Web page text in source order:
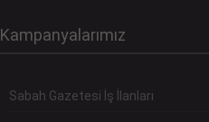
Kampanyalarımız
Sabah Gazetesi İş İlanları